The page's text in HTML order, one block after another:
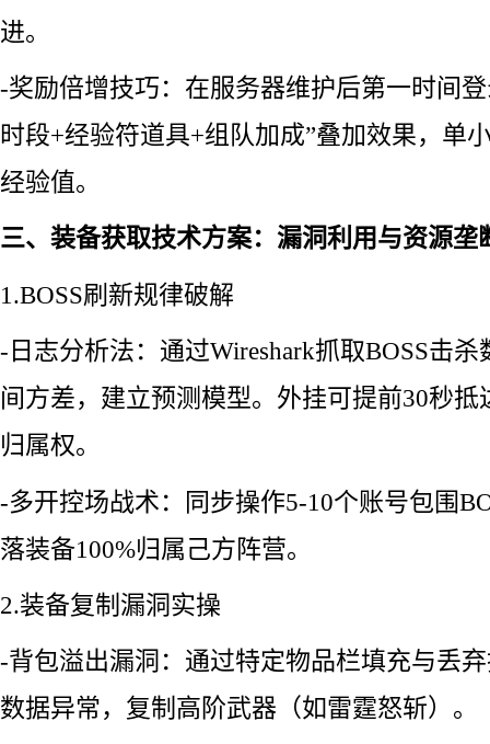
进。
-奖励倍增技巧：在服务器维护后第一时间
时段+经验符道具+组队加成”叠加效果，单
经验值。
三、装备获取技术方案：漏洞利用与资源垄
1.BOSS刷新规律破解
-日志分析法：通过Wireshark抓取BOSS击
间方差，建立预测模型。外挂可提前30秒
归属权。
-多开控场战术：同步操作5-10个账号包围
落装备100%归属己方阵营。
2.装备复制漏洞实操
-背包溢出漏洞：通过特定物品栏填充与丢
数据异常，复制高阶武器（如雷霆怒斩）。